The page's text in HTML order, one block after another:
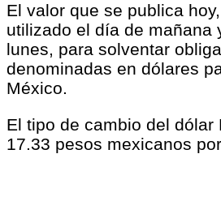
El valor que se publica
utilizado el día de mañana
lunes, para solventar
denominadas en dólares
México.
El tipo de cambio del dólar
17.33 pesos mexicanos